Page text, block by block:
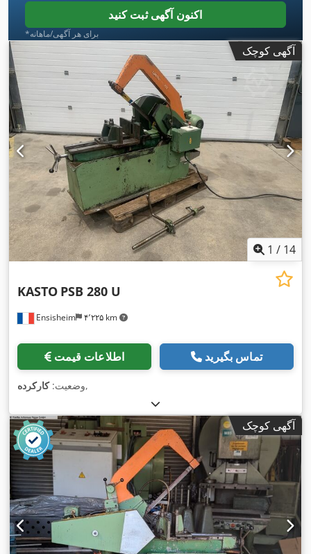
اکنون آگهی ثبت کنید
*برای هر آگهی/ماهانه
آگهی کوچک
1 / 14
Ensisheim ۴٬۲۲۵ km
KASTO PSB 280 U
اطلاعات قیمت تماس بگیرید
وضعیت:کارکرده ,
آگهی کوچک